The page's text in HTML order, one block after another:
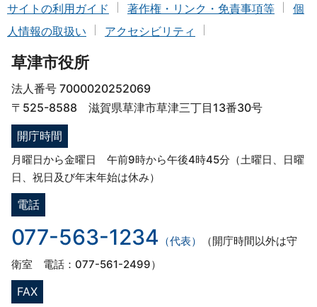
サイトの利用ガイド 著作権・リンク・免責事項等
個
人情報の取扱い
アクセシビリティ
草津市役所
法人番号 7000020252069
〒525-8588 滋賀県草津市草津三丁目13番30号
開庁時間
月曜日から金曜日 午前9時から午後4時45分（土曜日、日曜
日、祝日及び年末年始は休み）
電話
077-563-1234 （代表）
（開庁時間以外は守
衛室 電話：077-561-2499）
FAX